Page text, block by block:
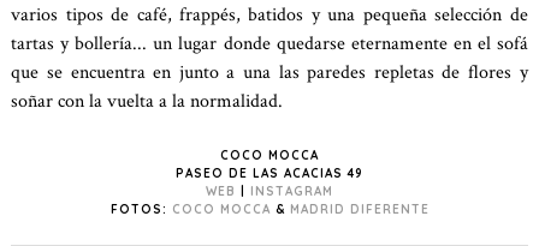
varios tipos de café, frappés, batidos y una pequeña selección de
tartas y bollería... un lugar donde quedarse eternamente en el sofá
que se encuentra en junto a una las paredes repletas de flores y
soñar con la vuelta a la normalidad.
COCO MOCCA
PASEO DE LAS ACACIAS 49
WEB | INSTAGRAM
FOTOS: COCO MOCCA & MADRID DIFERENTE